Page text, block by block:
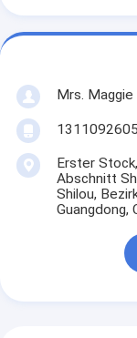
Mrs. Maggie
Erster
Abschnitt
Shilou,
Guangdong,